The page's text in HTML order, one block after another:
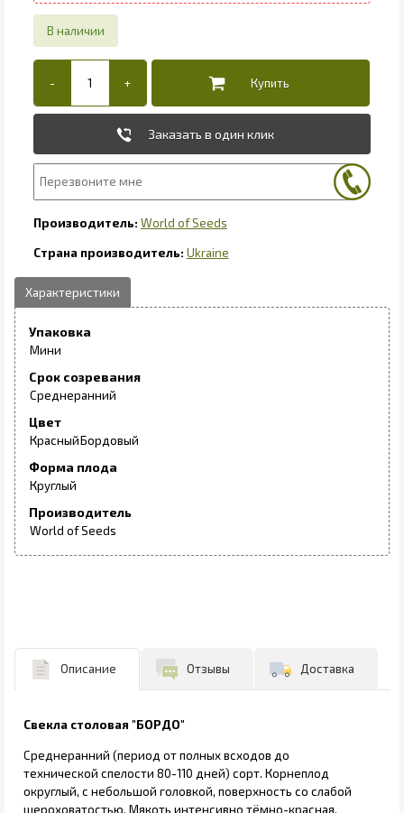
Заказать в один клик
World of Seeds
Ukraine
Упаковка
Мини
Срок созревания
Среднеранний
Цвет
КрасныйБордовый
Форма плода
Круглый
Производитель
World of Seeds
Описание Отзывы Доставка
Свекла столовая "БОРДО"
Среднеранний (период от полных всходов до
технической спелости 80-110 дней) сорт. Корнеплод
округлый, с небольшой головкой, поверхность со слабой
шероховатостью. Мякоть интенсивно тёмно-красная.